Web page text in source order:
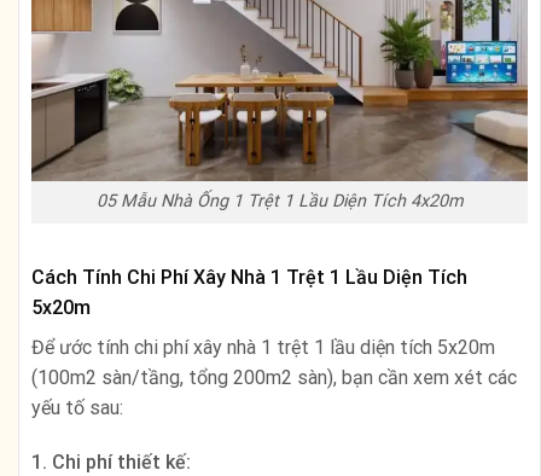
05 Mẫu Nhà Ống 1 Trệt 1 Lầu Diện Tích 4x20m
Cách Tính Chi Phí Xây Nhà 1 Trệt 1 Lầu Diện Tích
5x20m
Để ước tính chi phí xây nhà 1 trệt 1 lầu diện tích 5x20m
(100m2 sàn/tầng, tổng 200m2 sàn), bạn cần xem xét các
yếu tố sau:
1. Chi phí thiết kế: